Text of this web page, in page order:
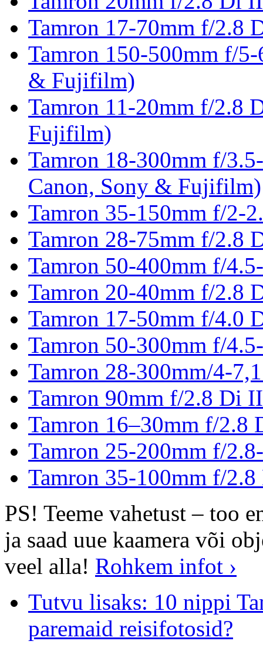
Tamron 17-70mm f/
Tamron 150-500mm f/
& Fujifilm)
Tamron 11-20mm f/2.8
Fujifilm)
Tamron 18-300mm f/
Canon, Sony & Fujifilm)
Tamron 35-150mm f/
Tamron 28-75mm f/2.8
Tamron 50-400mm f/
Tamron 20-40mm f/2.8
Tamron 17-50mm f/4.0
Tamron 50-300mm f/
Tamron 28-300mm/4-
Tamron 90mm f/2.8 Di
Tamron 16–30mm f/
Tamron 25-200mm f/
Tamron 35-100mm f/
PS! Teeme vahetust – too
ja saad uue kaamera või
veel alla! Rohkem infot ›
Tutvu lisaks: 10 nippi
paremaid reisifotosid?